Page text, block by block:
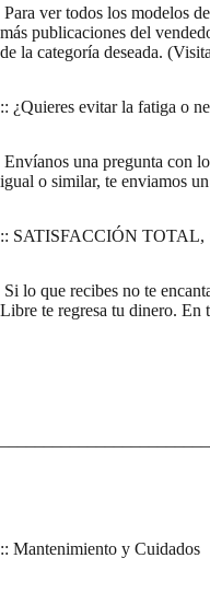
Para ver todos los modelos
más publicaciones del
de la categoría deseada.
:: ¿Quieres evitar la fatiga o
Envíanos una pregunta con
igual o similar, te enviamos
:: SATISFACCIÓN
Si lo que recibes no te
Libre te regresa tu dinero. En
:: Mantenimiento y Cuidados